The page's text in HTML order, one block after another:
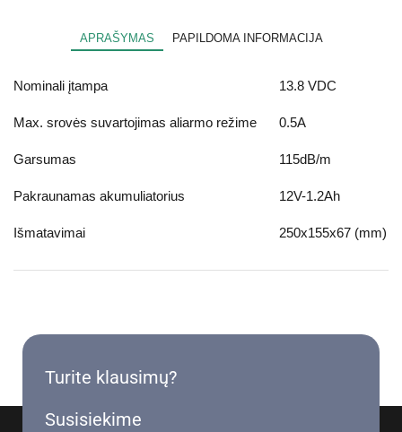
APRAŠYMAS PAPILDOMA INFORMACIJA
Nominali įtampa 13.8 VDC
Max. srovės suvartojimas aliarmo režime 0.5A
Garsumas 115dB/m
Pakraunamas akumuliatorius 12V-1.2Ah
Išmatavimai 250x155x67 (mm)
Turite klausimų?
Susisiekime